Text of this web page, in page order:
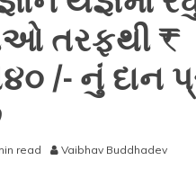
ના
સંપન્ન
તરફથી ₹
/- નું દાન
read Vaibhav Buddhadev